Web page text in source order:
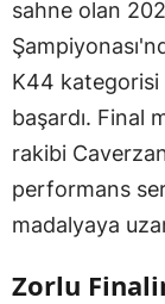
sahne olan
K44 kategorisi
başardı. Final
rakibi
performans
madalyaya
Zorlu